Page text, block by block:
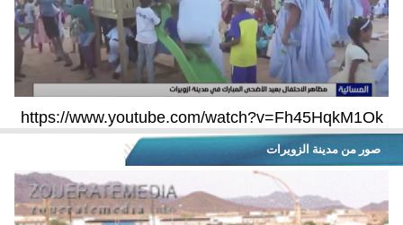
https://www.youtube.com/watch?v=Fh45HqkM1Ok
صور من مدينة الزويرات